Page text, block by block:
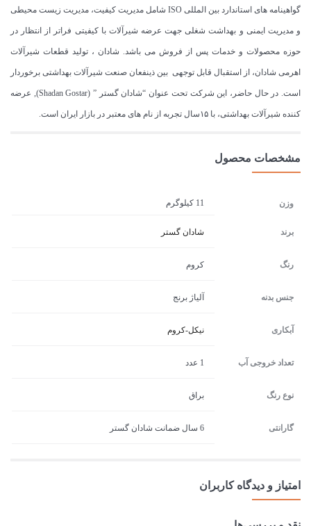
گواهینامه های استاندارد بین المللی ISO شامل مدیریت کیفیت، مدیریت زیست محیطی
و مدیریت ایمنی و بهداشت شغلی جهت عرضه شیرآلات با کیفیتی فراتر از انتظار در
حوزه محصولات و خدمات پس از فروش می باشد. شادان ، تولید قطعات شیرآلات
اهرمی شادان، از استقبال قابل توجهی بین ذینفعان صنعت شیرآلات بهداشتی برخوردار
است. در حال حاضر، این شرکت تحت عنوان “شادان گستر ” (Shadan Gostar), عرضه
کننده شیرآلات بهداشتی، با ۱۵سال تجربه از نام های معتبر در بازار ایران است.
مشخصات محصول
وزن 11 کیلوگرم
برند شادان گستر
رنگ کروم
جنس بدنه آلیاژ برنج
آبکاری نیکل-کروم
تعداد خروجی آب 1 عدد
نوع رنگ براق
گارانتی 6 سال ضمانت شادان گستر
امتیاز و دیدگاه کاربران